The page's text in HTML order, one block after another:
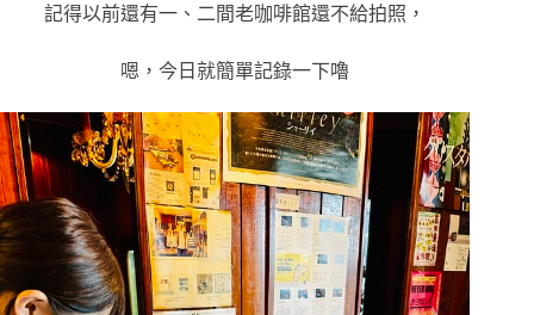
記得以前還有一、二間老咖啡館還不給拍照，
嗯，今日就簡單記錄一下嚕